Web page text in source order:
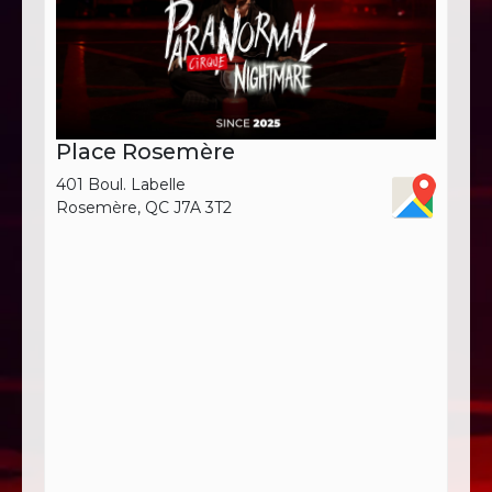
Place Rosemère
401 Boul. Labelle
Rosemère, QC J7A 3T2